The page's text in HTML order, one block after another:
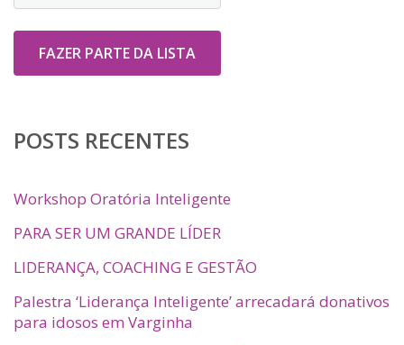
POSTS RECENTES
Workshop Oratória Inteligente
PARA SER UM GRANDE LÍDER
LIDERANÇA, COACHING E GESTÃO
Palestra ‘Liderança Inteligente’ arrecadará donativos
para idosos em Varginha